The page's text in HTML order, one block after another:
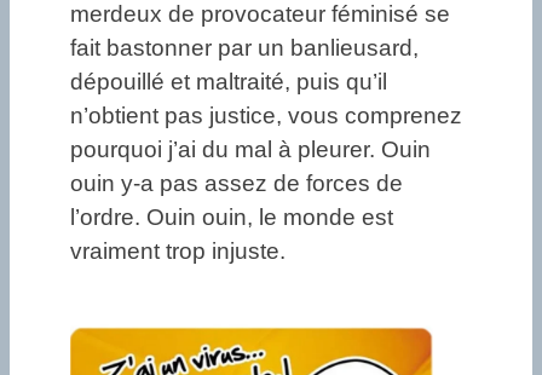
merdeux de provocateur féminisé se
fait bastonner par un banlieusard,
dépouillé et maltraité, puis qu’il
n’obtient pas justice, vous comprenez
pourquoi j’ai du mal à pleurer. Ouin
ouin y-a pas assez de forces de
l’ordre. Ouin ouin, le monde est
vraiment trop injuste.